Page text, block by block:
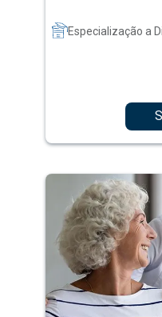
Especialização a